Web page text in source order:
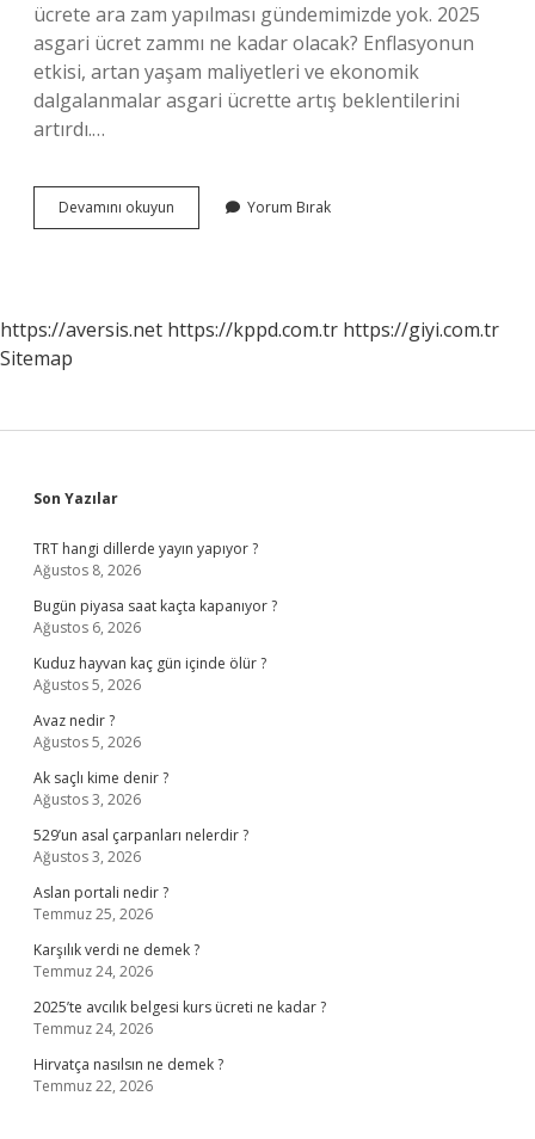
ücrete ara zam yapılması gündemimizde yok. 2025
asgari ücret zammı ne kadar olacak? Enflasyonun
etkisi, artan yaşam maliyetleri ve ekonomik
dalgalanmalar asgari ücrette artış beklentilerini
artırdı.…
Devamını okuyun
Temmuz
Mı
Yorum Bırak
https://aversis.net https://kppd.com.tr https://giyi.com.tr
Sitemap
Sidebar
Son Yazılar
TRT hangi dillerde yayın yapıyor ?
Ağustos 8, 2026
Bugün piyasa saat kaçta kapanıyor ?
Ağustos 6, 2026
Kuduz hayvan kaç gün içinde ölür ?
Ağustos 5, 2026
Avaz nedir ?
Ağustos 5, 2026
Ak saçlı kime denir ?
Ağustos 3, 2026
529’un asal çarpanları nelerdir ?
Ağustos 3, 2026
Aslan portali nedir ?
Temmuz 25, 2026
Karşılık verdi ne demek ?
Temmuz 24, 2026
2025’te avcılık belgesi kurs ücreti ne kadar ?
Temmuz 24, 2026
Hirvatça nasılsın ne demek ?
Temmuz 22, 2026